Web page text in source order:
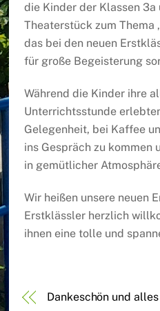
die Kinder der Klassen 3a
Theaterstück zum Thema
das bei den neuen
für große Begeisterung
Während die Kinder ihre
Unterrichtsstunde
Gelegenheit, bei Kaffee
ins Gespräch zu kommen
in gemütlicher
Wir heißen unsere neuen
Erstklässler herzlich
ihnen eine tolle und
Dankeschön und